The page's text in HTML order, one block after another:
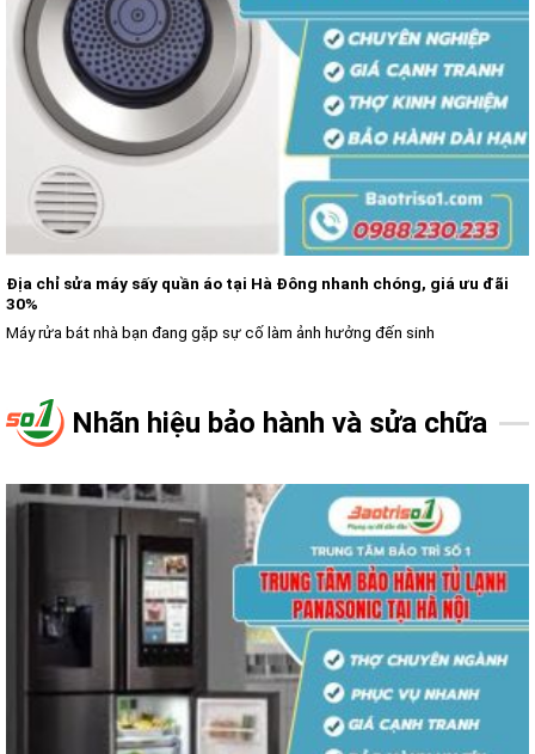
Địa chỉ sửa máy sấy quần áo tại Hà Đông nhanh chóng, giá ưu đãi
30%
Máy rửa bát nhà bạn đang gặp sự cố làm ảnh hưởng đến sinh
Nhãn hiệu bảo hành và sửa chữa